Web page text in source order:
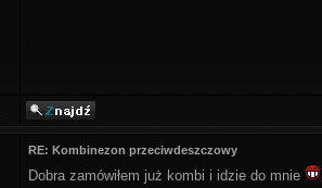
RE: Kombinezon przeciwdeszczowy
Dobra zamówiłem już kombi i idzie do mnie